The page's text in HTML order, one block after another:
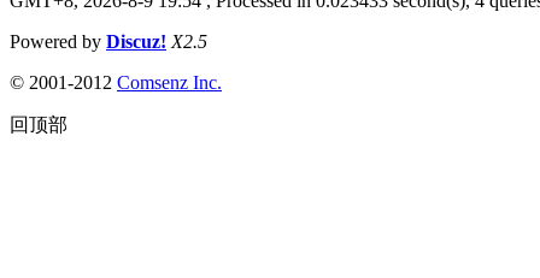
Powered by Discuz! X2.5
© 2001-2012 Comsenz Inc.
回顶部